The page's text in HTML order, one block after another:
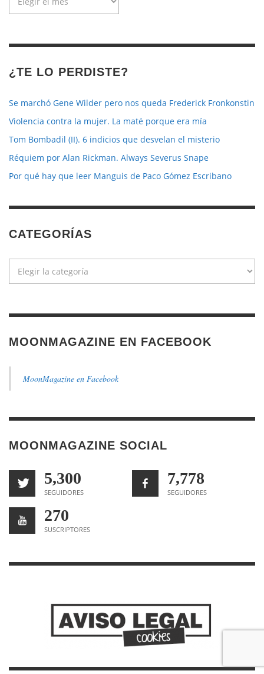
¿TE LO PERDISTE?
Se marchó Gene Wilder pero nos queda Frederick Fronkonstin
Violencia contra la mujer. La maté porque era mía
Tom Bombadil (II). 6 indicios que desvelan el misterio
Réquiem por Alan Rickman. Always Severus Snape
Por qué hay que leer Manguis de Paco Gómez Escribano
CATEGORÍAS
MOONMAGAZINE EN FACEBOOK
MoonMagazine en Facebook
MOONMAGAZINE SOCIAL
5,300
SEGUIDORES
7,778
SEGUIDORES
270
SUSCRIPTORES